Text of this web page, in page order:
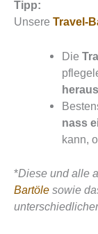
Tipp:
Unsere Travel-
Die
nass
kann,
*Diese und alle
Bartöle sowie